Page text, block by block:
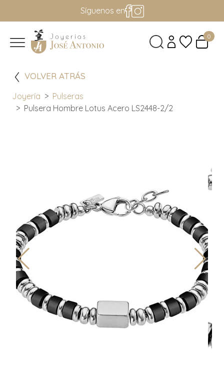
Síguenos en
0
VOLVER ATRÁS
Joyería
Pulseras
Pulsera Hombre Lotus Acero LS2448-2/2